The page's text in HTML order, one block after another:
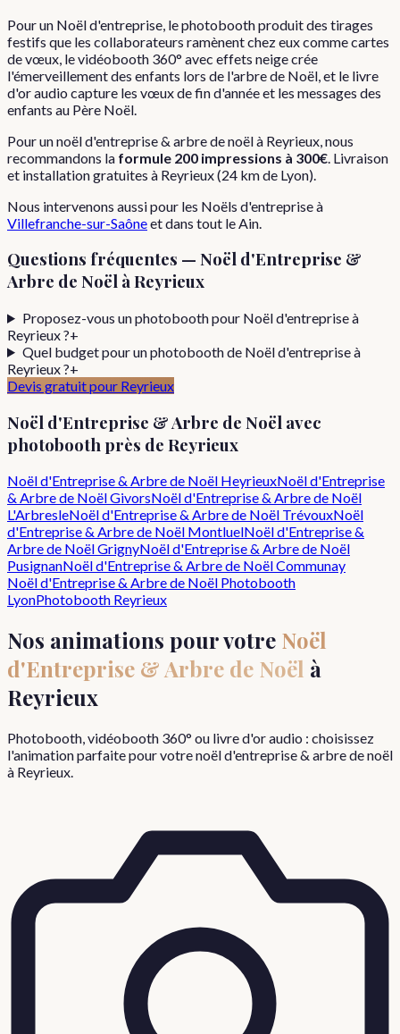
Pour un Noël d'entreprise, le photobooth produit des tirages
festifs que les collaborateurs ramènent chez eux comme cartes
de vœux, le vidéobooth 360° avec effets neige crée
l'émerveillement des enfants lors de l'arbre de Noël, et le livre
d'or audio capture les vœux de fin d'année et les messages des
enfants au Père Noël.
Pourunnoël d'entreprise & arbre de noëlà Reyrieux , nous
recommandons la formule 200 impressions à 300€ . Livraison
et installation gratuites à Reyrieux(24 km de Lyon).
Nous intervenons aussi pour les Noëls d'entrepriseà
Villefranche-sur-Saôneet dans tout le Ain
Questions fréquentes — Noël d'Entreprise &
Arbre de Noël àReyrieux
Proposez-vous un photobooth pour Noël d'entreprise à
Reyrieux ?+
Quel budget pour un photobooth de Noël d'entreprise à
Reyrieux ?+
Devis gratuit pour Reyrieux
Noël d'Entreprise & Arbre de Noël avec
photobooth près de Reyrieux
Noël d'Entreprise & Arbre de Noël HeyrieuxNoël d'Entreprise
& Arbre de NoëlGivorsNoël d'Entreprise & Arbre de Noël
L'ArbresleNoël d'Entreprise & Arbre de Noël TrévouxNoël
d'Entreprise & Arbre de Noël MontluelNoël d'Entreprise &
Arbre de NoëlGrignyNoël d'Entreprise & Arbre de Noël
PusignanNoël d'Entreprise & Arbre de NoëlCommunay
Noël d'Entreprise & Arbre de Noël Photobooth
LyonPhotobooth Reyrieux
Nos animations pour votre Noël
d'Entreprise & Arbre de Noël à
Reyrieux
Photobooth, vidéobooth 360° ou livre d'or audio : choisissez
l'animation parfaite pour votrenoël d'entreprise & arbre de noël
à Reyrieux.